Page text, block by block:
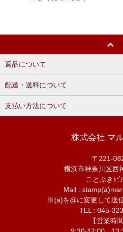
返品について
配送・送料について
支払い方法について
株式会社 マ
〒221-
横浜市神奈川区西
ことぶきビ
Mail :
※(a)を@に変更して送
TEL : 045-
【営業時間